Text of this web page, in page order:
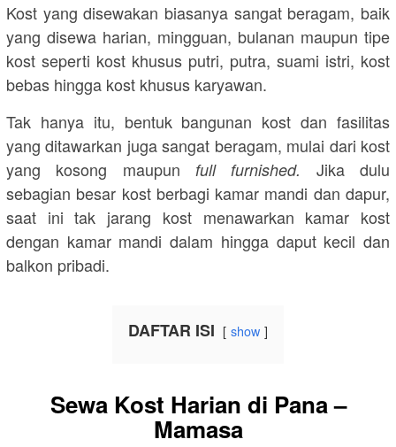
Kost yang disewakan biasanya sangat beragam, baik
yang disewa harian, mingguan, bulanan maupun tipe
kost seperti kost khusus putri, putra, suami istri, kost
bebas hingga kost khusus karyawan.
Tak hanya itu, bentuk bangunan kost dan fasilitas
yang ditawarkan juga sangat beragam, mulai dari kost
yang kosong maupun full furnished. Jika dulu
sebagian besar kost berbagi kamar mandi dan dapur,
saat ini tak jarang kost menawarkan kamar kost
dengan kamar mandi dalam hingga daput kecil dan
balkon pribadi.
DAFTAR ISI show
Sewa Kost Harian di Pana –
Mamasa